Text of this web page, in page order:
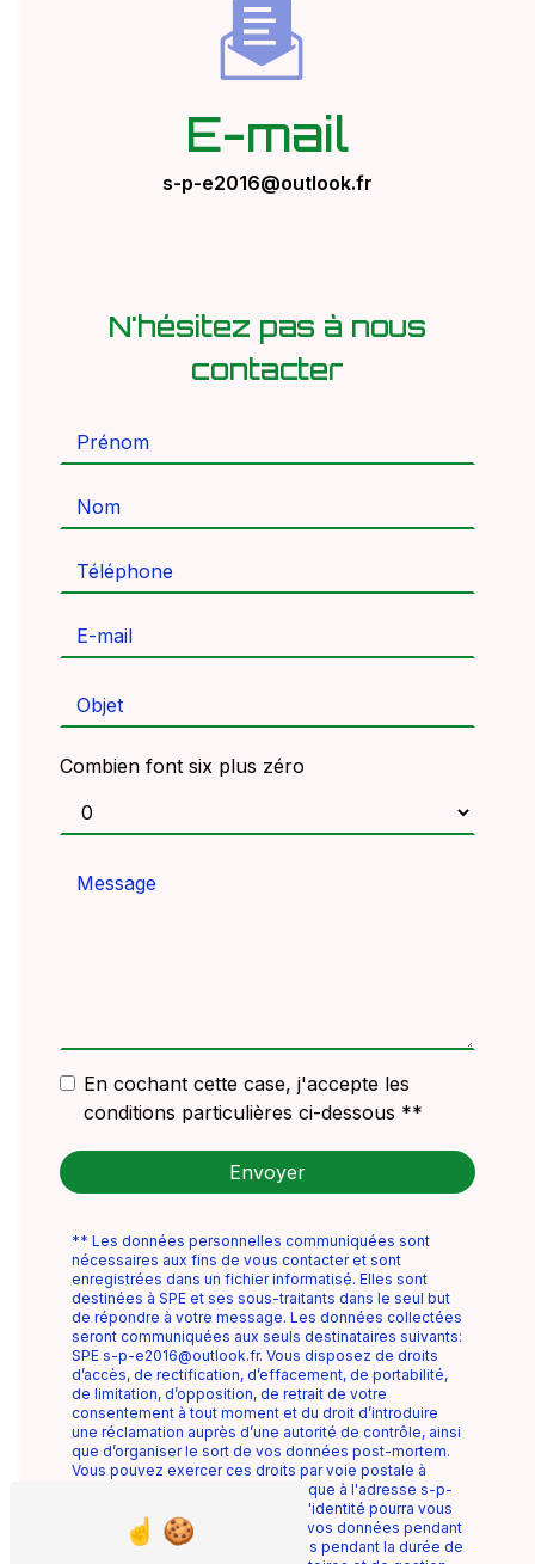
E-mail
s-p-e2016@outlook.fr
N'hésitez pas à nous
contacter
Combien font six plus zéro
En cochant cette case, j'accepte les
conditions particulières ci-dessous **
Envoyer
** Les données personnelles communiquées sont
nécessaires aux fins de vous contacter et sont
enregistrées dans un fichier informatisé. Elles sont
destinées à SPE et ses sous-traitants dans le seul but
de répondre à votre message. Les données collectées
seront communiquées aux seuls destinataires suivants:
SPE s-p-e2016@outlook.fr. Vous disposez de droits
d’accès, de rectification, d’effacement, de portabilité,
de limitation, d’opposition, de retrait de votre
consentement à tout moment et du droit d’introduire
une réclamation auprès d’une autorité de contrôle, ainsi
que d’organiser le sort de vos données post-mortem.
Vous pouvez exercer ces droits par voie postale à
l'adresse ou par courrier électronique à l'adresse s-p-
e2016@outlook.fr. Un justificatif d'identité pourra vous
être demandé. Nous conservons vos données pendant
la période de prise de contact puis pendant la durée de